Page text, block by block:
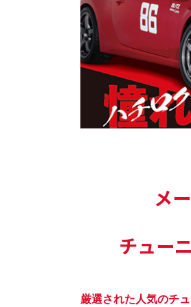
メ
チュー
厳選された人気のチ